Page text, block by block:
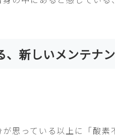
、新しいメンテナ
思っている以上に「酸